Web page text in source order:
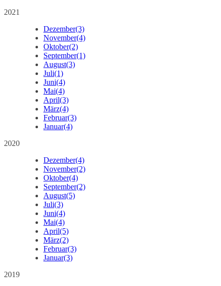
2021
Dezember(3)
November(4)
Oktober(2)
September(1)
August(3)
Juli(1)
Juni(4)
Mai(4)
April(3)
März(4)
Februar(3)
Januar(4)
2020
Dezember(4)
November(2)
Oktober(4)
September(2)
August(5)
Juli(3)
Juni(4)
Mai(4)
April(5)
März(2)
Februar(3)
Januar(3)
2019